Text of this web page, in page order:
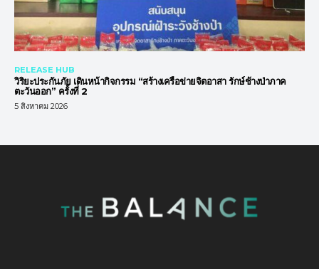
RELEASE HUB
วิริยะประกันภัย เดินหน้ากิจกรรม “สร้างเครือข่ายจิตอาสา รักษ์ช้างป่าภาค
ตะวันออก” ครั้งที่ 2
5 สิงหาคม 2026